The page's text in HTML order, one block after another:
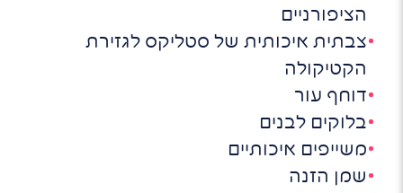
הציפורניים
צבתית איכותית של סטליקס לגזירת
הקטיקולה
דוחף עור
בלוקים לבנים
משייפים איכותיים
שמן הזנה